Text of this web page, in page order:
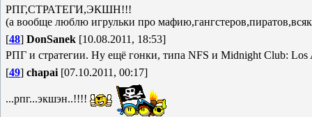
РПГ,СТРАТЕГИ,ЭКШН!!!
(а вообще люблю игрульки про
[48] DonSanek [10.08.2011, 18:53]
РПГ и стратегии. Ну ещё гонки, типа NFS и Midnight Club: Los
[49] chapai [07.10.2011, 00:17]
...рпг...экшэн..!!!!